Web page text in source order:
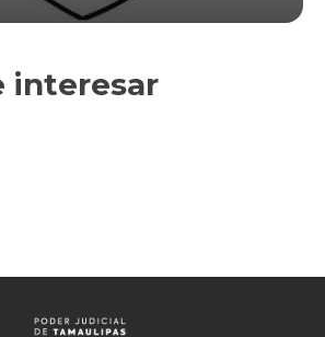
interesar